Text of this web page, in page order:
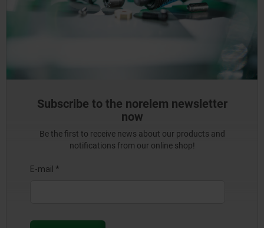
Subscribe to the norelem newsletter
now
Be the first to receive news about our products and
notifications from our online shop!